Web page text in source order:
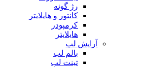
رژ گونه
کانتور و هایلایتر
کرمپودر
هایلایتر
آرایش لب
بالم لب
تینت لب